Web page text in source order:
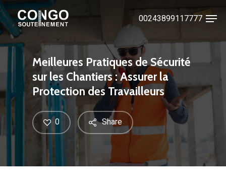
Skip
to
main
content
00243899117777
Meilleures Pratiques de Sécurité
sur les Chantiers : Assurer la
Protection des Travailleurs
Share
0
Menu